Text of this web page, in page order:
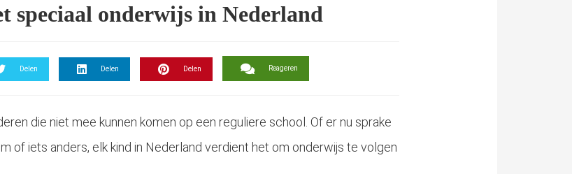
speciaal onderwijs in Nederland
Delen Delen Delen Reageren
die niet mee kunnen komen op een reguliere school. Of er nu sprake
of iets anders, elk kind in Nederland verdient het om onderwijs te volgen